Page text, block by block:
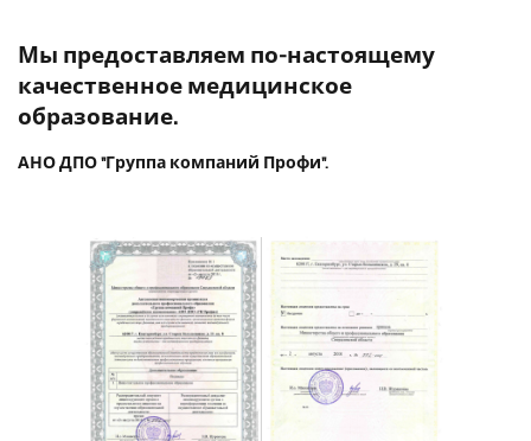
Мы предоставляем по-настоящему
качественное медицинское
образование.
АНО ДПО "Группа компаний Профи".